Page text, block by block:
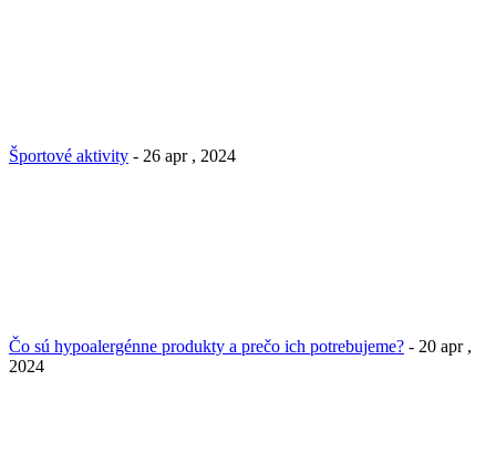
Športové aktivity - 26 apr , 2024
Čo sú hypoalergénne produkty a prečo ich potrebujeme? - 20 apr ,
2024